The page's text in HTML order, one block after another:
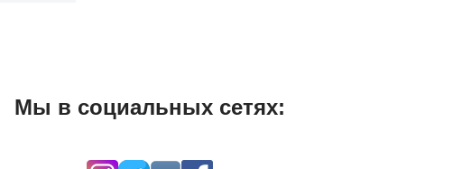
Мы в социальных сетях: